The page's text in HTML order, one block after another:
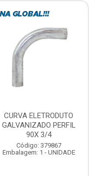
SOQUETE COM
FOTOCELULA EXATRON
COM SENSOR
SPT0E27XC
Código: 379788